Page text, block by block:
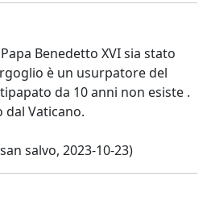
Benedetto XVI sia stato
è un usurpatore del
da 10 anni non esiste .
dal Vaticano.
salvo, 2023-10-23)